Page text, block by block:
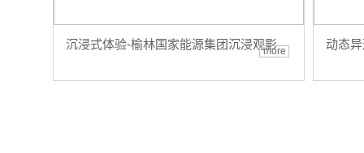
沉浸式体验-榆林国家能源集团沉浸观影
more 动态